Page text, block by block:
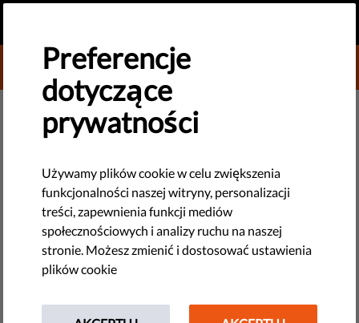
DONATE TO LIBERTIES
NOWE TECHNOLOGIE I PRAWA CZŁOWIEKA
​Komisja Europejska powinna
zwalczać wykorzystywanie
seksualne dzieci w internecie
unikając masowej inwigilacji:
dokument programowy
Propozycja Komisji dotycząca walki z wykorzystywaniem
Preferencje
dotyczące
prywatności
Używamy plików cookie w celu zwiększenia
funkcjonalności naszej witryny, personalizacji
treści, zapewnienia funkcji mediów
społecznościowych i analizy ruchu na naszej
stronie. Możesz zmienić i dostosować ustawienia
plików cookie